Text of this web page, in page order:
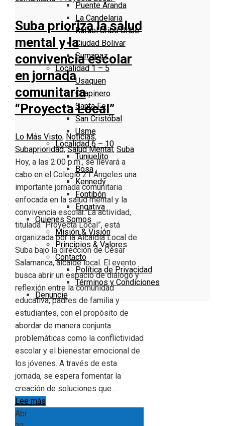
Puente Aranda
La Candelaria
Rafael Uribe Uribe
Ciudad Bolivar
Sumapaz
Localidad 1 – 5
Usaquen
Chapinero
Santa Fe
San Cristóbal
Usme
Localidad 6 – 10
Tunjuelito
Bosa
Kennedy
Fontibón
Engativa
Quienes Somos
Misión & Visión
Principios & Valores
Contacto
Política de Privacidad
Términos y Condiciones
Denuncie
Suba prioriza la salud
mental y la
convivencia escolar
en jornada
comunitaria
“Proyecta Local”
Lo Más Visto, Noticias,
Subaprioridad,Salud Mental, Suba
Hoy, a las 2:00 p.m., se llevará a
cabo en el Colegio 21 Ángeles una
importante jornada comunitaria
enfocada en la salud mental y la
convivencia escolar. La actividad,
titulada “Proyecta Local”, está
organizada por la Alcaldía Local de
Suba bajo la dirección de César
Salamanca, alcalde local. El evento
busca abrir un espacio de diálogo y
reflexión entre la comunidad
educativa, padres de familia y
estudiantes, con el propósito de
abordar de manera conjunta
problemáticas como la conflictividad
escolar y el bienestar emocional de
los jóvenes. A través de esta
jornada, se espera fomentar la
creación de soluciones que…
Lee más
Abr